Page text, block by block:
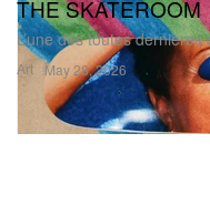
Art
THE SKATEROOM
L’une des toutes
May 28, 2026